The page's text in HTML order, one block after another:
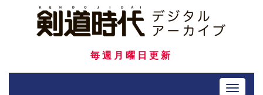
毎週月曜日更新
Toggle